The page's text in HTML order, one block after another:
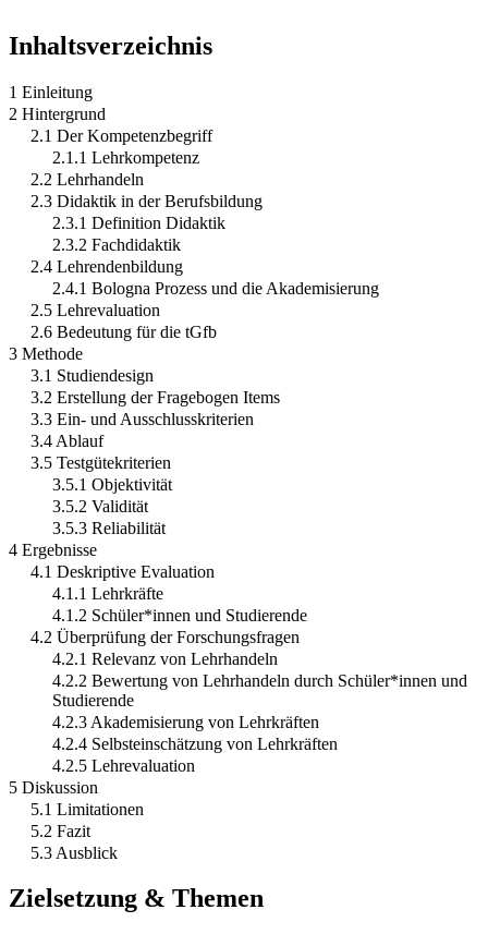
Inhaltsverzeichnis
1 Einleitung
2 Hintergrund
2.1 Der Kompetenzbegriff
2.1.1 Lehrkompetenz
2.2 Lehrhandeln
2.3 Didaktik in der Berufsbildung
2.3.1 Definition Didaktik
2.3.2 Fachdidaktik
2.4 Lehrendenbildung
2.4.1 Bologna Prozess und die Akademisierung
2.5 Lehrevaluation
2.6 Bedeutung für die tGfb
3 Methode
3.1 Studiendesign
3.2 Erstellung der Fragebogen Items
3.3 Ein- und Ausschlusskriterien
3.4 Ablauf
3.5 Testgütekriterien
3.5.1 Objektivität
3.5.2 Validität
3.5.3 Reliabilität
4 Ergebnisse
4.1 Deskriptive Evaluation
4.1.1 Lehrkräfte
4.1.2 Schüler*innen und Studierende
4.2 Überprüfung der Forschungsfragen
4.2.1 Relevanz von Lehrhandeln
4.2.2 Bewertung von Lehrhandeln durch Schüler*innen und
Studierende
4.2.3 Akademisierung von Lehrkräften
4.2.4 Selbsteinschätzung von Lehrkräften
4.2.5 Lehrevaluation
5 Diskussion
5.1 Limitationen
5.2 Fazit
5.3 Ausblick
Zielsetzung & Themen